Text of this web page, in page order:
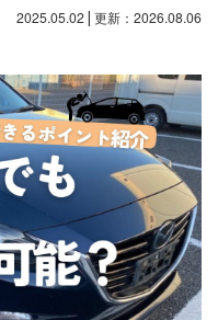
2025.05.02| 更新：2026.08.06